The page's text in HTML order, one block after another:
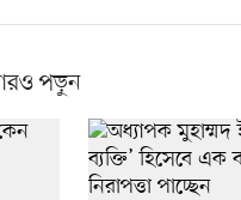
আরও পড়ুন